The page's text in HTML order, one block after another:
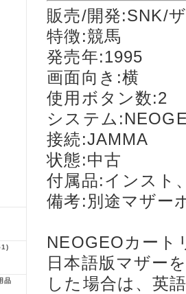
品
販売/開発:SNK/
特徴:競馬
発売年:1995
画面向き:横
使用ボタン数:2
システム
接続:JAMMA
状態:中古
付属品:インスト
備考:別途マザー
NEOGEOカート
日本語版マザー
した場合は、英